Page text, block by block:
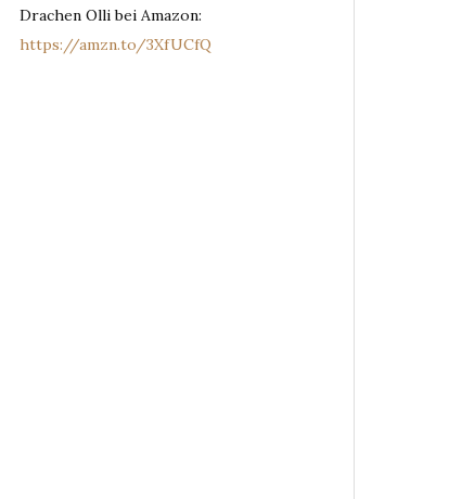
Drachen Olli bei Amazon:
https://amzn.to/3XfUCfQ